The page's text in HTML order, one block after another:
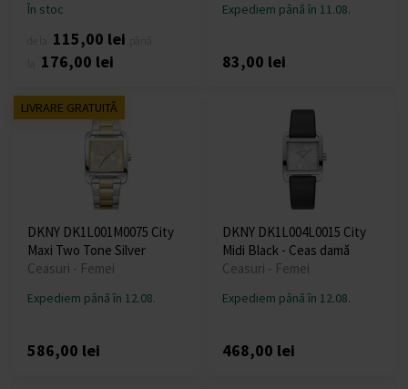
În stoc
115,00 lei
176,00 lei
Expediem până în 11.08.
83,00 lei
LIVRARE GRATUITĂ
DKNY DK1L001M0075 City
Maxi Two Tone Silver
Ceasuri - Femei
Expediem până în 12.08.
586,00 lei
DKNY DK1L004L0015 City
Midi Black - Ceas damă
Ceasuri - Femei
Expediem până în 12.08.
468,00 lei